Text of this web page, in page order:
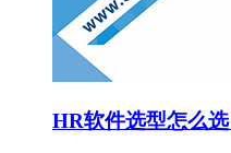
HR软件选型怎么